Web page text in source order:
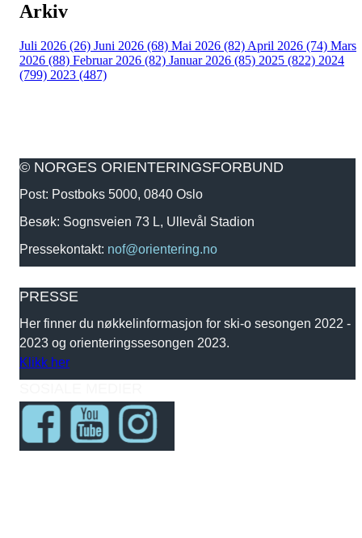
Arkiv
Juli 2026 (26) Juni 2026 (68) Mai 2026 (82) April 2026 (74) Mars
2026 (88) Februar 2026 (82) Januar 2026 (85) 2025 (822) 2024
(799) 2023 (487)
© NORGES ORIENTERINGSFORBUND
Post: Postboks 5000, 0840 Oslo
Besøk: Sognsveien 73 L, Ullevål Stadion
Pressekontakt: nof@orientering.no
PRESSE
Her finner du nøkkelinformasjon for ski-o sesongen 2022 -
2023 og orienteringssesongen 2023.
Klikk her